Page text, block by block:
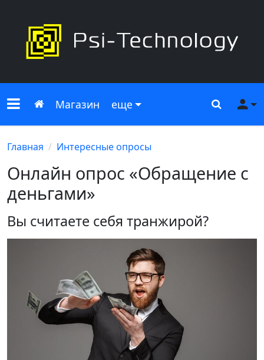
Меню сайта
Главная
Магазин еще Поиск
Главная Интересные опросы
Онлайн опрос «Обращение с
деньгами»
Вы считаете себя транжирой?